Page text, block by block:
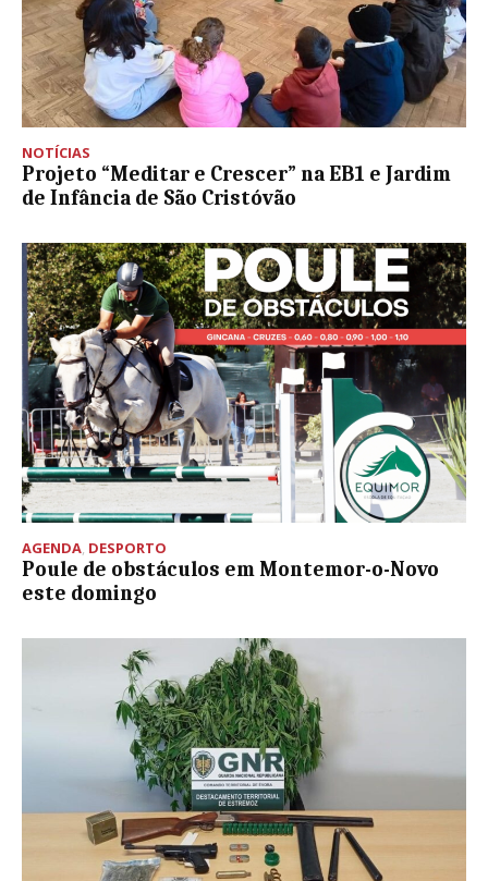
NOTÍCIAS
Projeto “Meditar e Crescer” na EB1 e Jardim
de Infância de São Cristóvão
AGENDA, DESPORTO
Poule de obstáculos em Montemor-o-Novo
este domingo